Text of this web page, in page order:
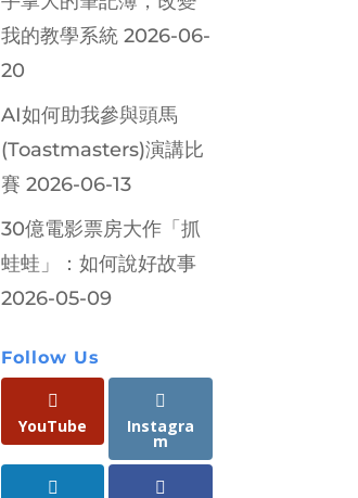
我的教學系統 2026-06-
20
AI如何助我參與頭馬
(Toastmasters)演講比
賽 2026-06-13
30億電影票房大作「抓
蛙蛙」：如何說好故事
2026-05-09
Follow Us
YouTube Instagra
m